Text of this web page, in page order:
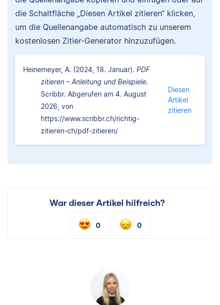
die Schaltfläche „Diesen Artikel zitieren“ klicken,
um die Quellenangabe automatisch zu unserem
kostenlosen Zitier-Generator hinzuzufügen.
Heinemeyer, A. (2024, 18. Januar). PDF
zitieren – Anleitung und Beispiele.
Scribbr. Abgerufen am 4. August
2026, von
https://www.scribbr.ch/richtig-
zitieren-ch/pdf-zitieren/
Diesen
Artikel
zitieren
War dieser Artikel hilfreich?
0 0